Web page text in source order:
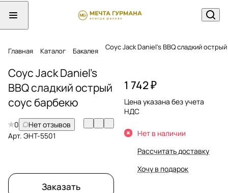
Главная Каталог Бакалея Соус Jack Daniel's BBQ сладкий
Соус Jack Daniel's
BBQ сладкий острый
соус барбекю
0
Нет отзывов
Арт. ЭНТ-5501
Заказать
1 742 ₽
Цена указана без учета
НДС
Нет в наличии
Рассчитать доставку
Хочу в подарок